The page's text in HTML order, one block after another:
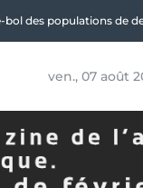
bol des populations de
ven., 07 août